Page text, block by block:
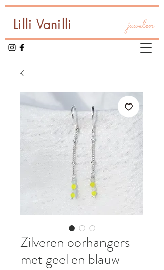
Lilli Vanilli juwelen
Zilveren oorhangers
met geel en blauw